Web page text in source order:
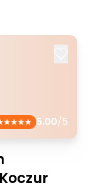
5.00/5